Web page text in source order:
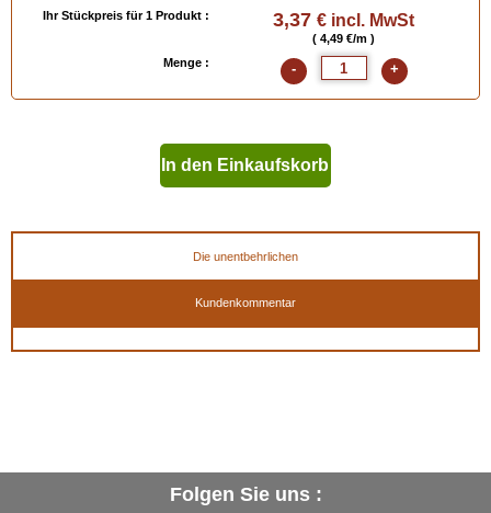
Ihr Stückpreis für 1 Produkt : 3,37 € incl. MwSt
( 4,49 €/m )
Menge :
- +
In den Einkaufskorb
Die unentbehrlichen
Kundenkommentar
Folgen Sie uns :